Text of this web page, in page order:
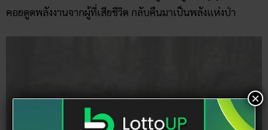
คอยดูดพลังงานจากผู้ที่เสียชีวิต กลับคืนมาเป็นพลังแห่งป่า
×